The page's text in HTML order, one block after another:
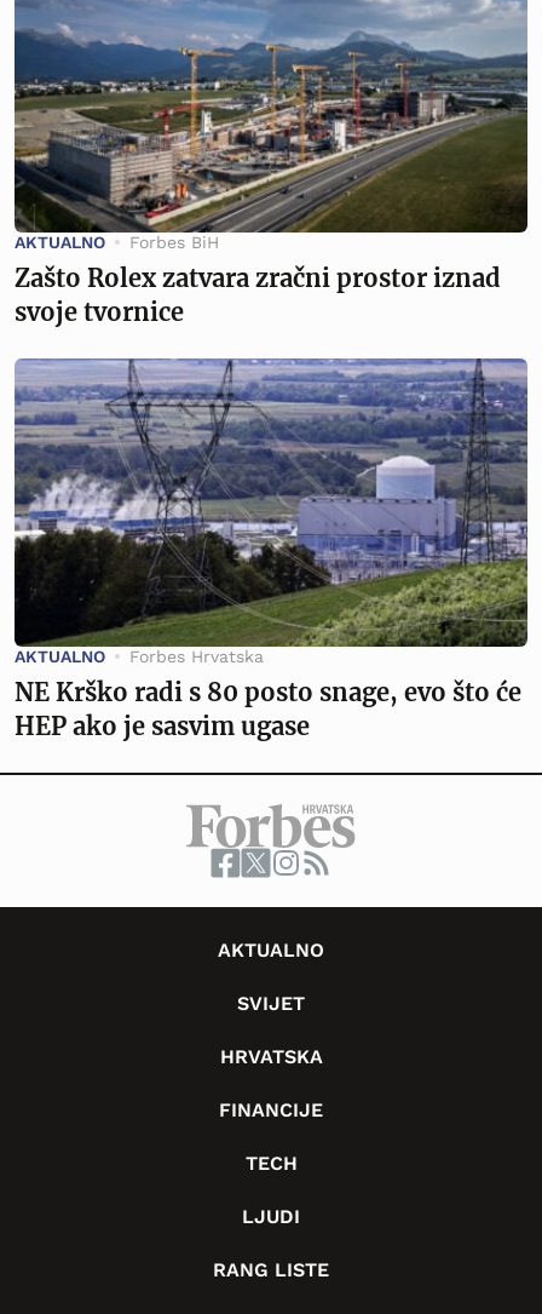
AKTUALNO Forbes BiH
Zašto Rolex zatvara zračni prostor iznad
svoje tvornice
AKTUALNO Forbes Hrvatska
NE Krško radi s 80 posto snage, evo što će
HEP ako je sasvim ugase
AKTUALNO
SVIJET
HRVATSKA
FINANCIJE
TECH
LJUDI
RANG LISTE